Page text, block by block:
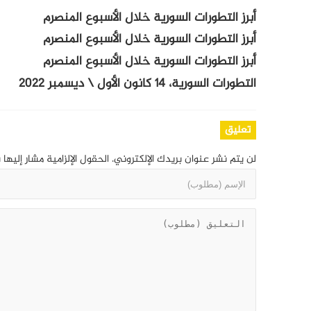
أبرز التطورات السورية خلال الأسبوع المنصرم
أبرز التطورات السورية خلال الأسبوع المنصرم
أبرز التطورات السورية خلال الأسبوع المنصرم
التطورات السورية، 14 كانون الأول \ ديسمبر 2022
تعليق
لن يتم نشر عنوان بريدك الإلكتروني. الحقول الإلزامية مشار